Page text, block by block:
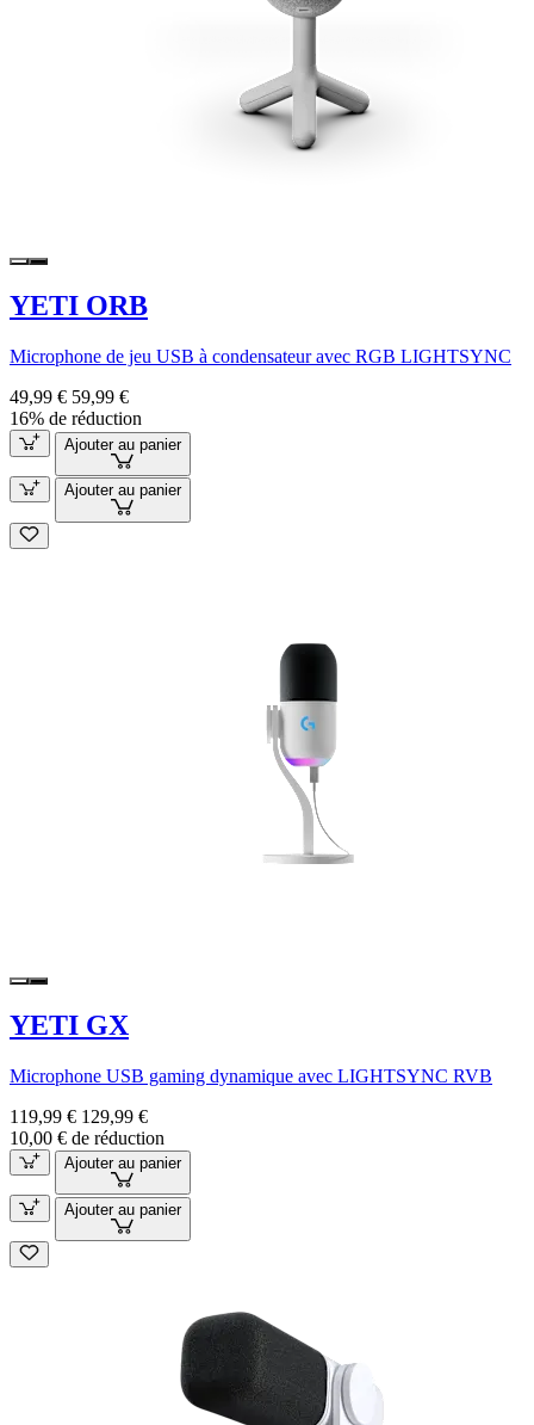
YETI ORB
Microphone de jeu USB à condensateur avec RGB LIGHTSYNC
49,99 € 59,99 €
16% de réduction
Ajouter au panier
Ajouter au panier
YETI GX
Microphone USB gaming dynamique avec LIGHTSYNC RVB
119,99 € 129,99 €
10,00 € de réduction
Ajouter au panier
Ajouter au panier